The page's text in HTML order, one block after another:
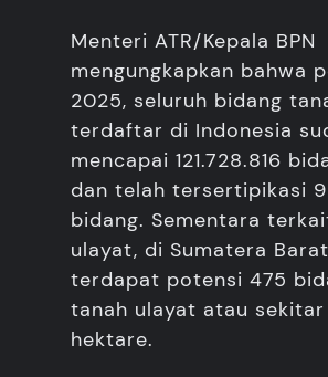
Menteri ATR/Kepala BPN
mengungkapkan bahwa
2025, seluruh bidang
terdaftar di Indonesia
mencapai 121.728.816
dan telah tersertipikasi
bidang. Sementara
ulayat, di Sumatera Barat
terdapat potensi 475
tanah ulayat atau
hektare.